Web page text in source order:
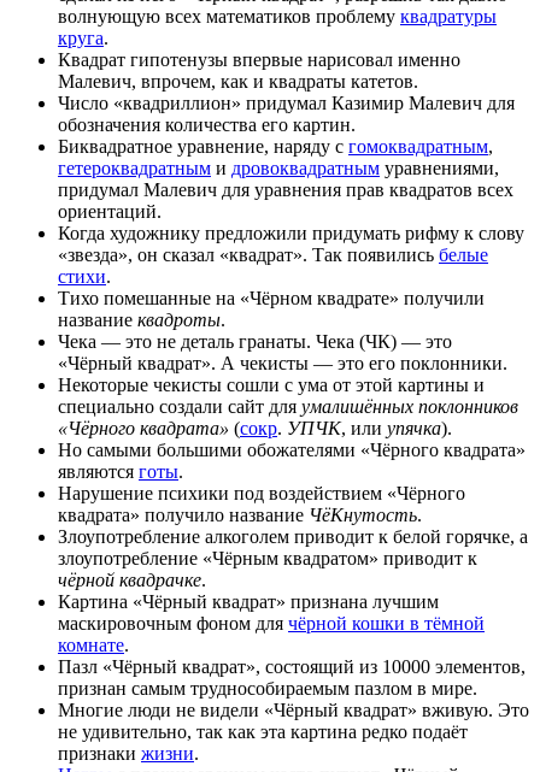
волнующую всех математиков проблему квадратуры
круга.
Квадрат гипотенузы впервые нарисовал именно
Малевич, впрочем, как и квадраты катетов.
Число «квадриллион» придумал Казимир Малевич для
обозначения количества его картин.
Биквадратное уравнение, наряду с гомоквадратным,
гетероквадратным и дровоквадратным уравнениями,
придумал Малевич для уравнения прав квадратов всех
ориентаций.
Когда художнику предложили придумать рифму к слову
«звезда», он сказал «квадрат». Так появились белые
стихи.
Тихо помешанные на «Чёрном квадрате» получили
название квадроты.
Чека — это не деталь гранаты. Чека (ЧК) — это
«Чёрный квадрат». А чекисты — это его поклонники.
Некоторые чекисты сошли с ума от этой картины и
специально создали сайт для умалишённых поклонников
«Чёрного квадрата» (сокр. УПЧК, или упячка).
Но самыми большими обожателями «Чёрного квадрата»
являются готы.
Нарушение психики под воздействием «Чёрного
квадрата» получило название ЧёКнутость.
Злоупотребление алкоголем приводит к белой горячке, а
злоупотребление «Чёрным квадратом» приводит к
чёрной квадрачке.
Картина «Чёрный квадрат» признана лучшим
маскировочным фоном для чёрной кошки в тёмной
комнате.
Пазл «Чёрный квадрат», состоящий из 10000 элементов,
признан самым труднособираемым пазлом в мире.
Многие люди не видели «Чёрный квадрат» вживую. Это
не удивительно, так как эта картина редко подаёт
признаки жизни.